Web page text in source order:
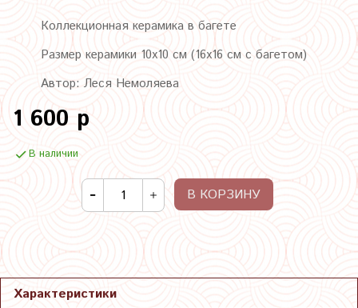
Коллекционная керамика в багете
Размер керамики 10х10 см (16х16 см с багетом)
Автор: Леся Немоляева
1 600 р
В наличии
В КОРЗИНУ
Характеристики